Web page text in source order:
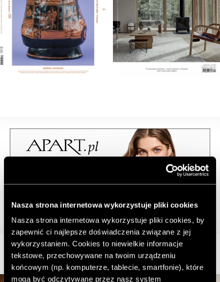
Nasza strona internetowa wykorzystuje pliki cookies
Nasza strona internetowa wykorzystuje pliki cookies, by
zapewnić ci najlepsze doświadczenia związane z jej
wykorzystaniem. Cookies to niewielkie informacje
tekstowe, przechowywane na twoim urządzeniu
końcowym (np. komputerze, tablecie, smartfonie), które
mogą być odczytywane przez nasz system